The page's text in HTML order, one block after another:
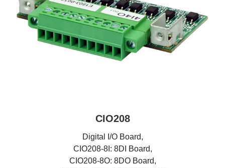
CIO208
Digital I/O Board,
CIO208-8I: 8DI Board,
CIO208-8O: 8DO Board,